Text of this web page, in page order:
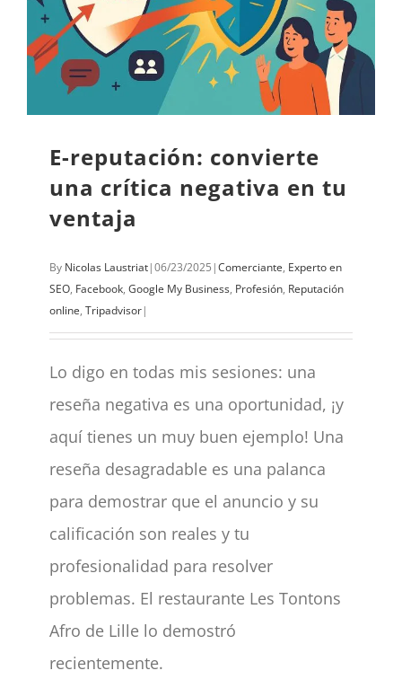
E-reputación: convierte
una crítica negativa en tu
ventaja
By Nicolas Laustriat|06/23/2025 |Comerciante, Experto en
SEO, Facebook, Google My Business, Profesión, Reputación
online, Tripadvisor|
Lo digo en todas mis sesiones: una
reseña negativa es una oportunidad, ¡y
aquí tienes un muy buen ejemplo! Una
reseña desagradable es una palanca
para demostrar que el anuncio y su
calificación son reales y tu
profesionalidad para resolver
problemas. El restaurante Les Tontons
Afro de Lille lo demostró
recientemente.